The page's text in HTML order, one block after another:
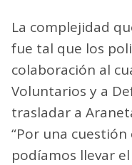
La complejidad
fue tal que los
colaboración al
Voluntarios y a
trasladar a
“Por una
podíamos llevar